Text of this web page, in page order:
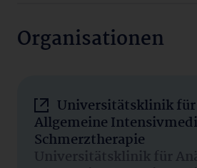
Organisationen
Universitätsklinik für
Allgemeine
Schmerztherapie
Universitätsklinik für